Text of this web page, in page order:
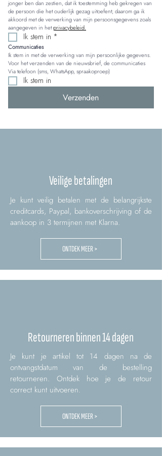
jonger ben dan zestien, dat ik toestemming heb gekregen van
de persoon die het ouderlijk gezag uitoefent; daarom ga ik
akkoord met de verwerking van mijn persoonsgegevens zoals
aangegeven in het privacybeleid.
Ik stem in *
Communicaties
Ik stem in met de verwerking van mijn persoonlijke gegevens.
Voor het verzenden van de nieuwsbrief, de communicaties
Via telefoon (sms, WhatsApp, spraakoproep)
Ik stem in
Verzenden
Veilige betalingen
Je kunt veilig betalen met de belangrijkste
creditcards, Paypal, bankoverschrijving of de
aankoop in 3 termijnen met Klarna.
ONTDEK MEER >
Retourneren binnen 14 dagen
Je kunt je artikel tot 14 dagen na de
ontvangstdatum van de bestelling
retourneren. Ontdek hoe je de retour
correct kunt uitvoeren.
ONTDEK MEER >